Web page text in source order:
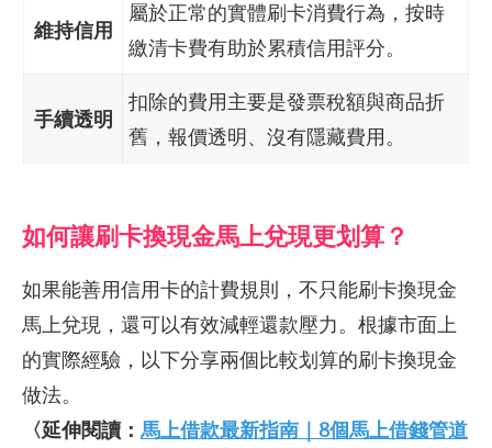
維持信用
屬於正常的實體刷卡消費行為，按時
繳清卡費有助於累積信用評分。
手續透明
扣除的費用主要是發票稅額與商品折
舊，報價透明、沒有隱藏費用。
如何讓刷卡換現金馬上兌現更划算？
如果能善用信用卡的計費規則，不只能刷卡換現金
馬上兌現，還可以有效減輕還款壓力。根據市面上
的實際經驗，以下分享兩個比較划算的刷卡換現金
做法。
〈延伸閱讀： 馬上借款最新指南｜8個馬上借錢管道